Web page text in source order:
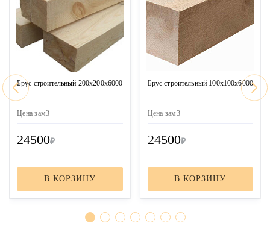
Брус строительный 200х200х6000
Цена зам3
24500₽
В КОРЗИНУ
Брус строительный 100х100х6000
Цена зам3
24500₽
В КОРЗИНУ